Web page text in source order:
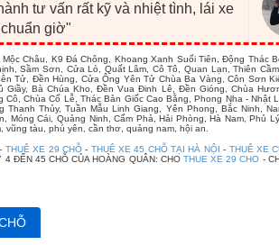
tư vấn rất kỹ và nhiệt tình, lái xe
giờ"
Châu, K9 Đá Chông, Khoang Xanh Suối Tiên, Động Thác
Sầm Sơn, Cửa Lò, Quất Lâm, Cô Tô, Quan Lạn, Thiên
Tử, Đền Hùng, Cửa Ông Yên Tử Chùa Ba Vàng, Côn Sơn
Giầy, Bà Chúa Kho, Đền Vua Đinh Lê, Đền Gióng, Chùa
Chùa Cổ Lễ, Thác Bản Giốc Cao Bằng, Phong Nha - Nhật
Thủy, Tuần Mẫu Linh Giang, Yên Phong, Bắc Ninh,
Cái, Quảng Ninh, Cẩm Phả, Hải Phòng, Hà Nam, Phủ
tàu, phú yên, cần thơ, quảng nam, hội an.
- THUÊ XE 29 CHỖ- THUÊ XE 45 CHỖ TẠI HÀ NỘI - THUÊ XE
4 ĐẾN 45 CHỖ CỦA HOÀNG QUÂN: CHO THUE XE 29 CHO -